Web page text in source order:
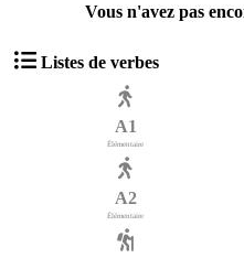
Vous n'avez pas
Listes de verbes
A1
Élémentaire
A2
Élémentaire